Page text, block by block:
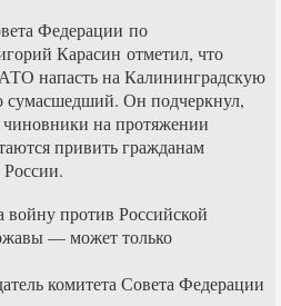
Федерации по
Карасин отметил, что
напасть на Калининградскую
сумасшедший. Он подчеркнул,
на протяжении
привить гражданам
войну против Российской
— может только
комитета Совета Федерации